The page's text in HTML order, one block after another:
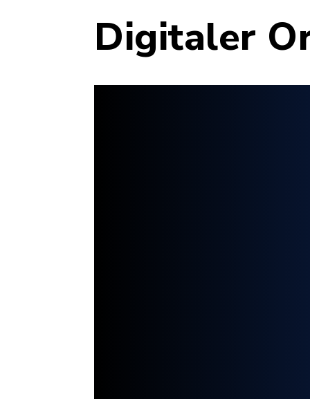
Digitaler